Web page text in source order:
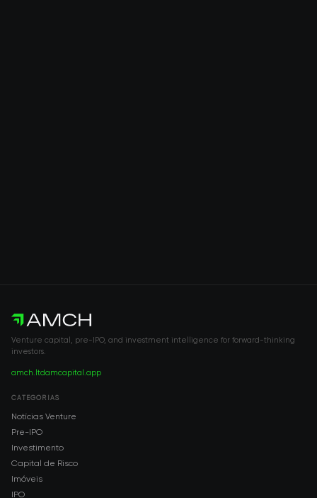
Venture capital, pre-IPO, and investment intelligence for forward-thinking
investors.
amch.ltdamcapital.app
CATEGORIAS
Notícias Venture
Pre-IPO
Investimento
Capital de Risco
Imóveis
IPO